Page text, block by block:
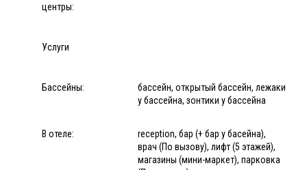
центры:
Услуги
Бассейны:
бассейн, открытый бассейн, лежаки
у бассейна, зонтики у бассейна
В отеле:
reception, бар (+ бар у басейна),
врач (По вызову), лифт (5 этажей),
магазины (мини-маркет), парковка